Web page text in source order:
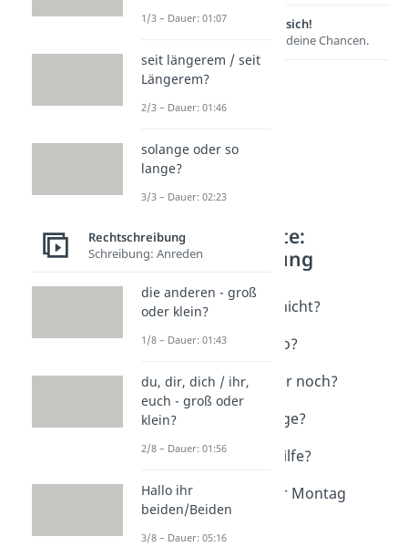
Lernen lohnt sich!
Entdecke hier deine Chancen.
Weitere Inhalte:
Rechtschreibung
Schwierige Floskeln
garnicht oder gar nicht?
genauso / genau so?
immernoch / immer noch?
Dauer: 02:46
infrage oder in Frage?
mithilfe oder mit Hilfe?
Montagabend oder Montag
abend?
Dauer: 01:24
1/3 – Dauer: 01:07
seit längerem / seit
Längerem?
2/3 – Dauer: 01:46
solange oder so
lange?
3/3 – Dauer: 02:23
Rechtschreibung
Schreibung: Anreden
die anderen - groß
oder klein?
1/8 – Dauer: 01:43
du, dir, dich / ihr,
euch - groß oder
klein?
2/8 – Dauer: 01:56
Hallo ihr
beiden/Beiden
3/8 – Dauer: 05:16